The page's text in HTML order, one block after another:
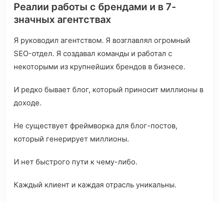
Реалии работы с брендами и в 7-
значных агентствах
Я руководил агентством. Я возглавлял огромный
SEO-отдел. Я создавал команды и работал с
некоторыми из крупнейших брендов в бизнесе.
И редко бывает блог, который приносит миллионы в
доходе.
Не существует фреймворка для блог-постов,
который генерирует миллионы.
И нет быстрого пути к чему-либо.
Каждый клиент и каждая отрасль уникальны.